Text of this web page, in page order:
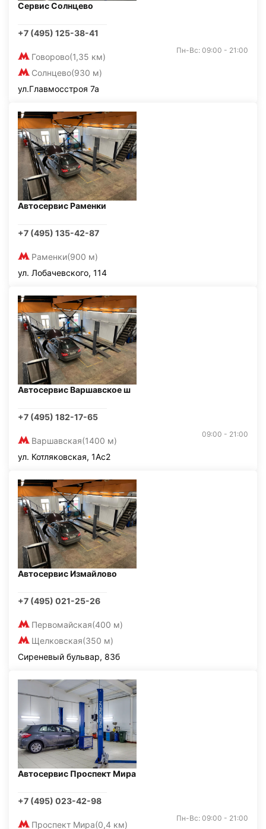
Сервис Солнцево
+7 (495) 125-38-41
Говорово(1,35 км)
Солнцево(930 м)
Пн-Вс: 09:00 - 21:00
ул.Главмосстроя 7а
Автосервис Раменки
+7 (495) 135-42-87
Раменки(900 м)
ул. Лобачевского, 114
Автосервис Варшавское ш
+7 (495) 182-17-65
Варшавская(1400 м)
09:00 - 21:00
ул. Котляковская, 1Ас2
Автосервис Измайлово
+7 (495) 021-25-26
Первомайская(400 м)
Щелковская(350 м)
Сиреневый бульвар, 83б
Автосервис Проспект Мира
+7 (495) 023-42-98
Проспект Мира(0,4 км)
Пн-Вс: 09:00 - 21:00